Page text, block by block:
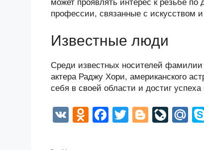
может проявлять интерес к резьбе
профессии, связанные с искусством
Известные люди
Среди известных носителей фамилии
актера Раджу Хори, американского
себя в своей области и достиг
V
O
F
T
Bl Li
M